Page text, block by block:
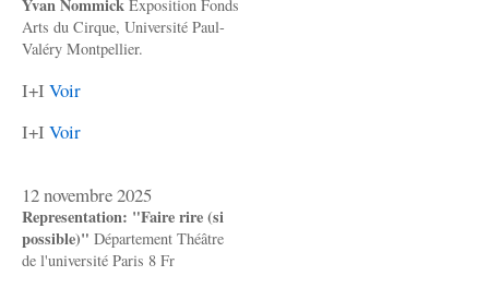
Yvan Nommick Exposition Fonds
Arts du Cirque, Université Paul-
Valéry Montpellier.
I+I Voir
I+I Voir
12 novembre 2025
Representation: "Faire rire (si
possible)" Département Théâtre
de l'université Paris 8 Fr